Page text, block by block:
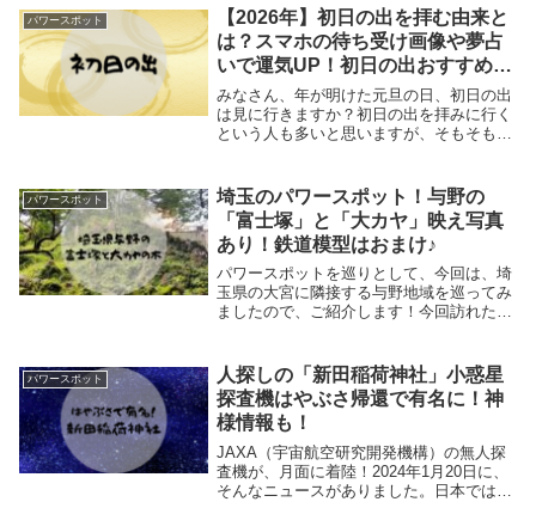
として初登場ということで、ご覧にな...
パワースポット
【2026年】初日の出を拝む由来と
は？スマホの待ち受け画像や夢占
いで運気UP！初日の出おすすめス
ポット情報も！
みなさん、年が明けた元旦の日、初日の出
は見に行きますか？初日の出を拝みに行く
という人も多いと思いますが、そもそも初
に、「昨年の感謝と新しい年の幸せと健
康」を祈るとい...
パワースポット
埼玉のパワースポット！与野の
「富士塚」と「大カヤ」映え写真
あり！鉄道模型はおまけ♪
パワースポットを巡りとして、今回は、埼
玉県の大宮に隣接する与野地域を巡ってみ
ましたので、ご紹介します！今回訪れた場
与野の大カヤ←映え写真あり✨●与野郷土
資料館（お...
パワースポット
人探しの「新田稲荷神社」小惑星
探査機はやぶさ帰還で有名に！神
様情報も！
JAXA（宇宙航空研究開発機構）の無人探
査機が、月面に着陸！2024年1月20日に、
そんなニュースがありました。日本では、